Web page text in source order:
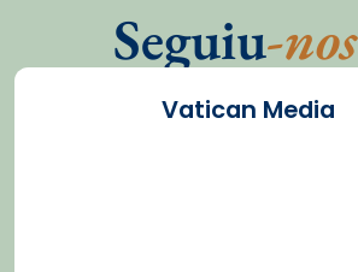
Seguiu-nos
Vatican Media